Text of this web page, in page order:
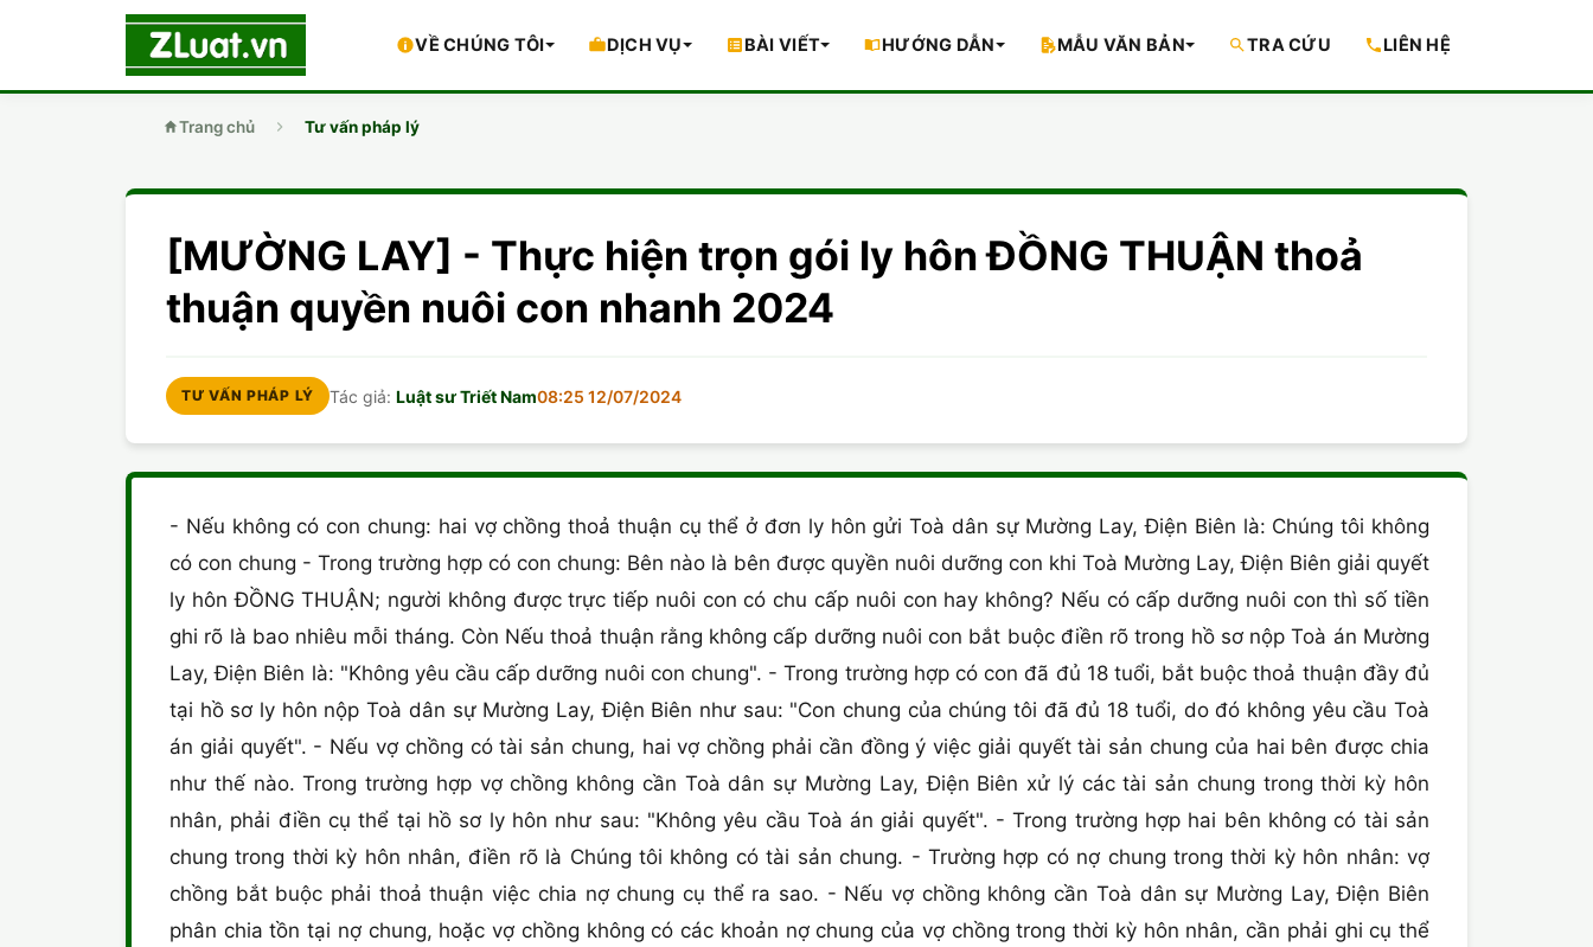
VỀ CHÚNG TÔI DỊCH VỤ BÀI VIẾT HƯỚNG DẪN MẪU VĂN BẢN TRA CỨU LIÊN HỆ
Trang chủ Tư vấn pháp lý
[MƯỜNG LAY] - Thực hiện trọn gói ly hôn ĐỒNG THUẬN thoả
thuận quyền nuôi con nhanh 2024
TƯ VẤN PHÁP LÝ Tác giả:Luật sư Triết Nam08:25 12/07/2024
- Nếu không có con chung: hai vợ chồng thoả thuận cụ thể ở đơn ly hôn gửi Toà dân sự Mường Lay, Điện Biên là: Chúng tôi không
có con chung - Trong trường hợp có con chung: Bên nào là bên được quyền nuôi dưỡng con khi Toà Mường Lay, Điện Biên giải quyết
ly hôn ĐỒNG THUẬN; người không được trực tiếp nuôi con có chu cấp nuôi con hay không? Nếu có cấp dưỡng nuôi con thì số tiền
ghi rõ là bao nhiêu mỗi tháng. Còn Nếu thoả thuận rằng không cấp dưỡng nuôi con bắt buộc điền rõ trong hồ sơ nộp Toà án Mường
Lay, Điện Biên là: "Không yêu cầu cấp dưỡng nuôi con chung". - Trong trường hợp có con đã đủ 18 tuổi, bắt buộc thoả thuận đầy đủ
tại hồ sơ ly hôn nộp Toà dân sự Mường Lay, Điện Biên như sau: "Con chung của chúng tôi đã đủ 18 tuổi, do đó không yêu cầu Toà
án giải quyết". - Nếu vợ chồng có tài sản chung, hai vợ chồng phải cần đồng ý việc giải quyết tài sản chung của hai bên được chia
như thế nào. Trong trường hợp vợ chồng không cần Toà dân sự Mường Lay, Điện Biên xử lý các tài sản chung trong thời kỳ hôn
nhân, phải điền cụ thể tại hồ sơ ly hôn như sau: "Không yêu cầu Toà án giải quyết". - Trong trường hợp hai bên không có tài sản
chung trong thời kỳ hôn nhân, điền rõ là Chúng tôi không có tài sản chung. - Trường hợp có nợ chung trong thời kỳ hôn nhân: vợ
chồng bắt buộc phải thoả thuận việc chia nợ chung cụ thể ra sao. - Nếu vợ chồng không cần Toà dân sự Mường Lay, Điện Biên
phân chia tồn tại nợ chung, hoặc vợ chồng không có các khoản nợ chung của vợ chồng trong thời kỳ hôn nhân, cần phải ghi cụ thể